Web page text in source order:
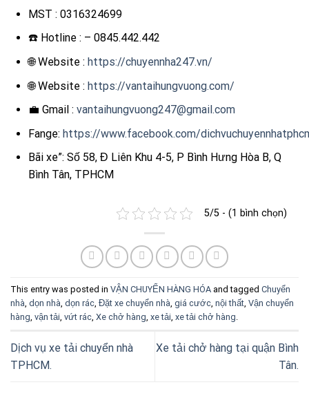
MST : 0316324699
☎️ Hotline : – 0845.442.442
🌐 Website : https://chuyennha247.vn/
🌐 Website : https://vantaihungvuong.com/
💼 Gmail : vantaihungvuong247@gmail.com
Fange: https://www.facebook.com/
Bãi xe”: Số 58, Đ Liên Khu 4-5, P Bình Hưng Hòa B, Q
Bình Tân, TPHCM
5/5 - (1 bình chọn)
This entry was posted in VẬN CHUYỂN HÀNG HÓA and tagged Chuyển
nhà dọn nhà dọn rác Đặt xe chuyển nhà giá cước nội thất Vận chuyển
hàng vận tải vứt rác Xe chở hàng xe tải xe tải chở hàng
Dịch vụ xe tải chuyển nhà
TPHCM.
Xe tải chở hàng tại quận Bình
Tân.